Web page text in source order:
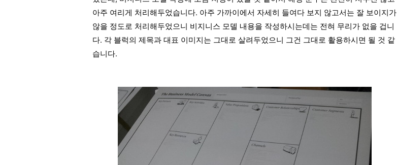
아주 여리게 처리해두었습니다. 아주 가까이에서 자세히 들여다 보지 않고서는 잘 보이지가
않을 정도로 처리해두었으니 비지니스 모델 내용을 작성하시는데는 전혀 무리가 없을 겁니
다. 각 블럭의 제목과 대표 이미지는 그대로 살려두었으니 그건 그대로 활용하시면 될 것 같
습니다.